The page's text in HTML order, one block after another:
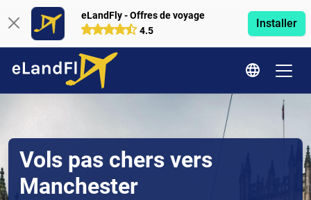
eLandFly - Offres de voyage
4.5
Installer
Vols pas chers vers
Manchester